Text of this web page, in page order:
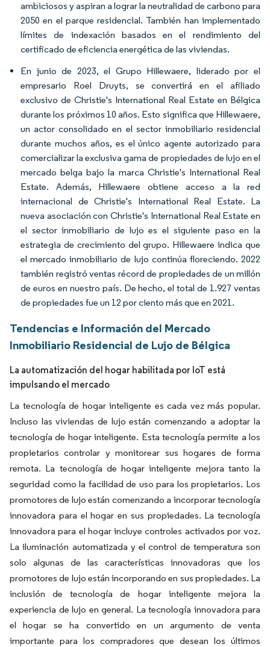
ambiciosos y aspiran a lograr la neutralidad de carbono para
2050 en el parque residencial. También han implementado
límites de indexación basados en el rendimiento del
certificado de eficiencia energética de las viviendas.
En junio de 2023, el Grupo Hillewaere, liderado por el
empresario Roel Druyts, se convertirá en el afiliado
exclusivo de Christie's International Real Estate en Bélgica
durante los próximos 10 años. Esto significa que Hillewaere,
un actor consolidado en el sector inmobiliario residencial
durante muchos años, es el único agente autorizado para
comercializar la exclusiva gama de propiedades de lujo en el
mercado belga bajo la marca Christie's International Real
Estate. Además, Hillewaere obtiene acceso a la red
internacional de Christie's International Real Estate. La
nueva asociación con Christie's International Real Estate en
el sector inmobiliario de lujo es el siguiente paso en la
estrategia de crecimiento del grupo. Hillewaere indica que
el mercado inmobiliario de lujo continúa floreciendo. 2022
también registró ventas récord de propiedades de un millón
de euros en nuestro país. De hecho, el total de 1.927 ventas
de propiedades fue un 12 por ciento más que en 2021.
Tendencias e Información del Mercado
Inmobiliario Residencial de Lujo de Bélgica
La automatización del hogar habilitada por IoT está
impulsando el mercado
La tecnología de hogar inteligente es cada vez más popular.
Incluso las viviendas de lujo están comenzando a adoptar la
tecnología de hogar inteligente. Esta tecnología permite a los
propietarios controlar y monitorear sus hogares de forma
remota. La tecnología de hogar inteligente mejora tanto la
seguridad como la facilidad de uso para los propietarios. Los
promotores de lujo están comenzando a incorporar tecnología
innovadora para el hogar en sus propiedades. La tecnología
innovadora para el hogar incluye controles activados por voz.
La iluminación automatizada y el control de temperatura son
solo algunas de las características innovadoras que los
promotores de lujo están incorporando en sus propiedades. La
inclusión de tecnología de hogar inteligente mejora la
experiencia de lujo en general. La tecnología innovadora para
el hogar se ha convertido en un argumento de venta
importante para los compradores que desean los últimos